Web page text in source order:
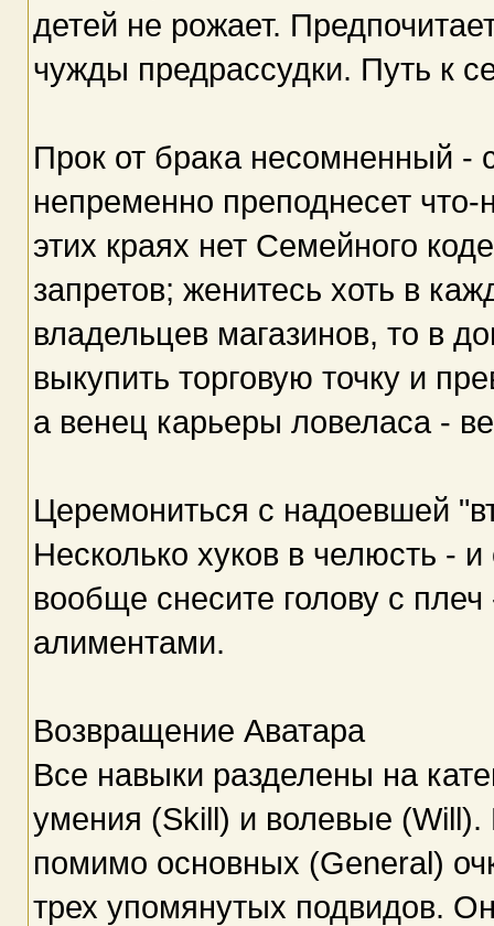
детей не рожает.
чужды предрассудки. Путь к
Прок от брака несомненный -
непременно преподнесет
этих краях нет Семейного
запретов; женитесь хоть в
владельцев магазинов, то в
выкупить торговую точку и
а венец карьеры ловеласа -
Церемониться с надоевшей
Несколько хуков в челюсть -
вообще снесите голову с
алиментами.
Возвращение Аватара
Все навыки разделены на
умения (Skill) и волевые
помимо основных (General)
трех упомянутых подвидов.